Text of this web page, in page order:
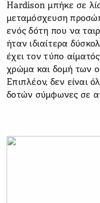
Hardison μπήκε σε
μεταμόσχευση
ενός δότη που να
ήταν ιδιαίτερα
έχει τον τύπο
χρώμα και δομή των
Επιπλέον, δεν είναι
δοτών σύμφωνες σε